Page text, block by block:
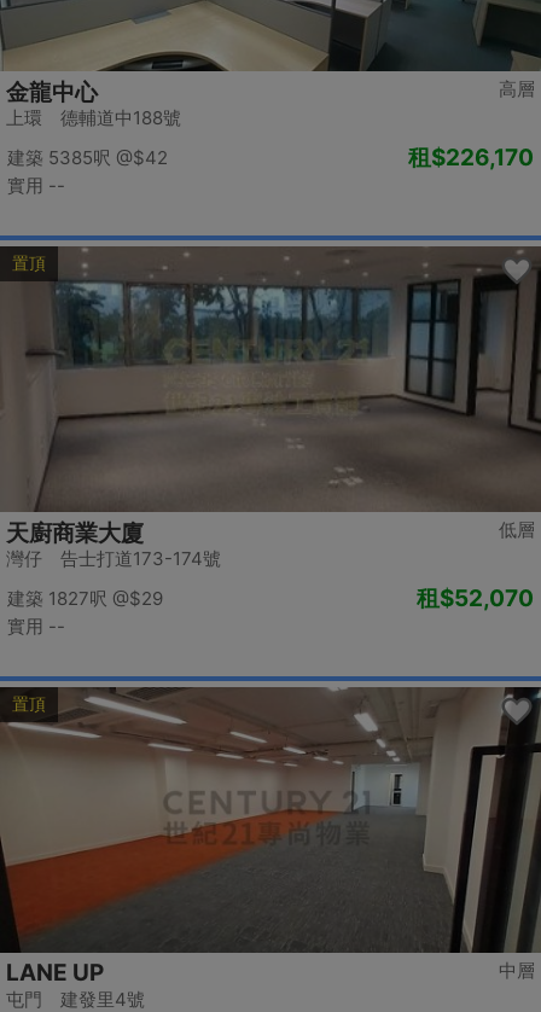
高層
金龍中心
上環 德輔道中188號
建築 5385呎 @$42
實用 --
租$226,170
置頂
低層
天廚商業大廈
灣仔 告士打道173-174號
建築 1827呎 @$29
實用 --
租$52,070
置頂
中層
LANE UP
屯門 建發里4號